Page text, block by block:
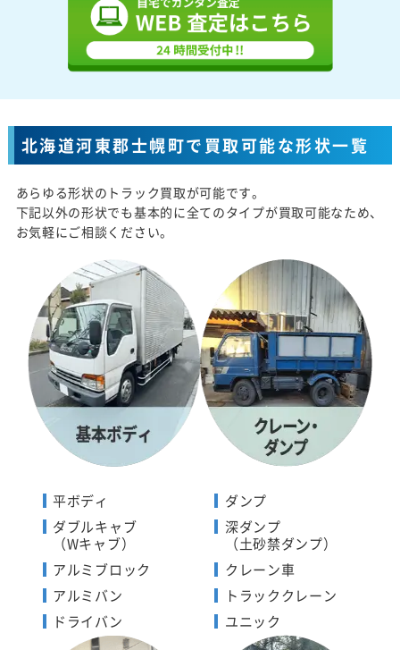
北海道河東郡士幌町で買取可能な形状一覧
あらゆる形状のトラック買取が可能です。
下記以外の形状でも基本的に全てのタイプが買取可能なため、
お気軽にご相談ください。
平ボディ
ダブルキャブ
（Wキャブ）
アルミブロック
アルミバン
ドライバン
ダンプ
深ダンプ
（土砂禁ダンプ）
クレーン車
トラッククレーン
ユニック